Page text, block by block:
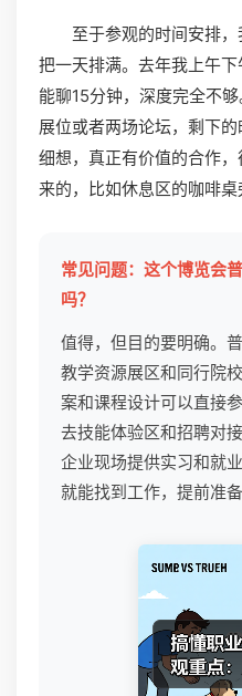
至于参观的时间安排
把一天排满。去年我上午
能聊15分钟，深度完全不
展位或者两场论坛，剩下
细想，真正有价值的合作
来的，比如休息区的咖啡桌
常见问题：这个博览会
吗？
值得，但目的要明确。
教学资源展区和同行院
案和课程设计可以直接
去技能体验区和招聘对
企业现场提供实习和就
就能找到工作，提前准